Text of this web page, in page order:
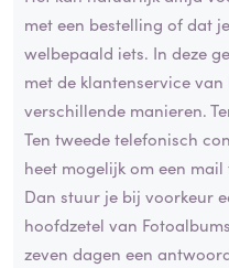
met een bestelling of dat
welbepaald iets. In deze
met de klantenservice
verschillende manieren.
Ten tweede telefonisch
heet mogelijk om een
Dan stuur je bij voorkeur
hoofdzetel van
zeven dagen een